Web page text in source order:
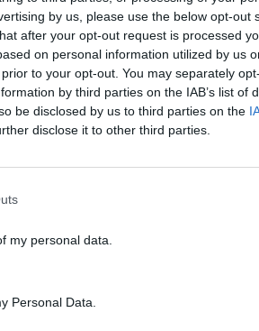
by us, please use the below opt-out
after your opt-out request is processed
on personal information utilized by us
to your opt-out. You may separately
by third parties on the IAB’s list of
be disclosed by us to third parties on the
disclose it to other third parties.
my personal data.
Personal Data.
ότι σου κάνει κλικ!